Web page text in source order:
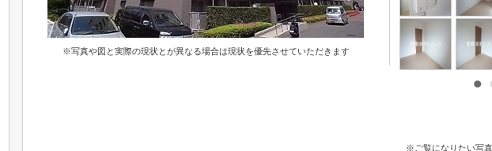
※写真や図と実際の現状とが異なる場合は現状を優先させていただきます
※ご覧になりたい写